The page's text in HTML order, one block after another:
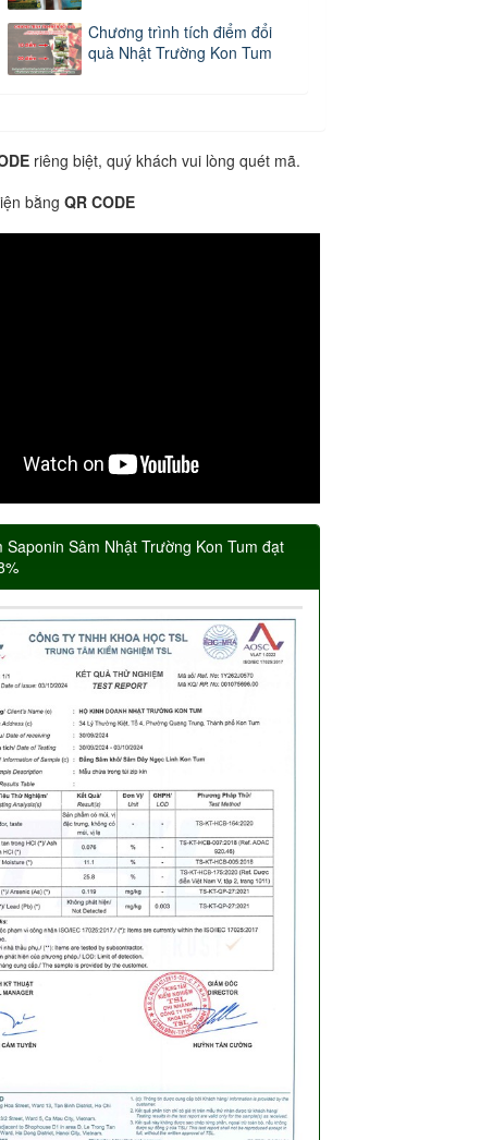
Chương trình tích điểm đổi
quà Nhật Trường Kon Tum
riêng biệt, quý khách vui lòng quét mã.
bằng QR CODE
Saponin Sâm Nhật Trường Kon Tum đạt